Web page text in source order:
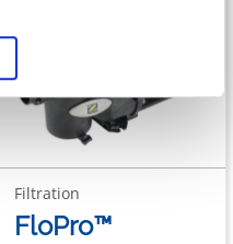
Filtration
FloPro™